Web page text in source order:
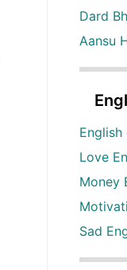
Dard
Aansu
Love
Money
Sad